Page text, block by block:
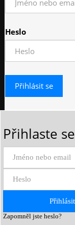
Heslo
Přihlaste se
Zapomněl jste heslo?